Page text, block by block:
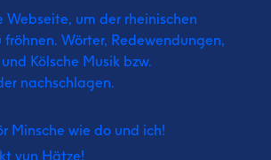
Webseite, um der rheinischen
fröhnen. Wörter, Redewendungen,
Kölsche Musik bzw.
nachschlagen.
Minsche wie do und ich!
vun Hätze!